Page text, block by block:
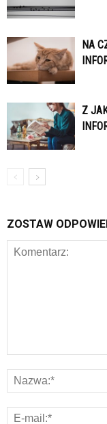
NA
Z
ZOSTAW